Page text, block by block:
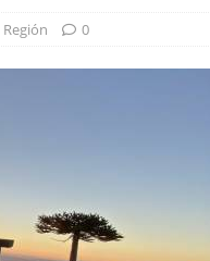
Región 0